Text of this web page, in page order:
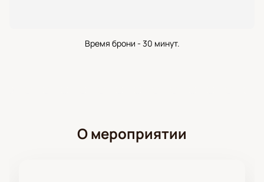
Время брони - 30 минут.
О мероприятии